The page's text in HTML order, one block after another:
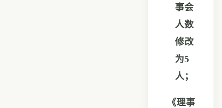
事会
人数
修改
为5
人；
《理事